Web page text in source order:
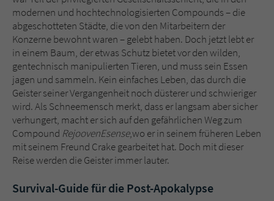
modernen und hochtechnologisierten Compounds – die
abgeschotteten Städte, die von den Mitarbeitern der
Konzerne bewohnt waren – gelebt haben. Doch jetzt lebt er
in einem Baum, der etwas Schutz bietet vor den wilden,
gentechnisch manipulierten Tieren, und muss sein Essen
jagen und sammeln. Kein einfaches Leben, das durch die
Geister seiner Vergangenheit noch düsterer und schwieriger
wird. Als Schneemensch merkt, dass er langsam aber sicher
verhungert, macht er sich auf den gefährlichen Weg zum
Compound RejoovenEsense,wo er in seinem früheren Leben
mit seinem Freund Crake gearbeitet hat. Doch mit dieser
Reise werden die Geister immer lauter.
Survival-Guide für die Post-Apokalypse